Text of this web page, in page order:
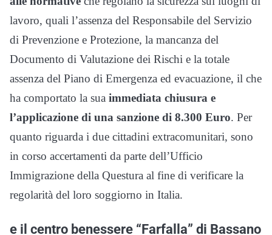
lavoro, quali l’assenza del Responsabile del Servizio
di Prevenzione e Protezione, la mancanza del
Documento di Valutazione dei Rischi e la totale
assenza del Piano di Emergenza ed evacuazione, il che
ha comportato la sua immediata chiusura e
l’applicazione di una sanzione di 8.300 Euro. Per
quanto riguarda i due cittadini extracomunitari, sono
in corso accertamenti da parte dell’Ufficio
Immigrazione della Questura al fine di verificare la
regolarità del loro soggiorno in Italia.
e il centro benessere “Farfalla” di Bassano